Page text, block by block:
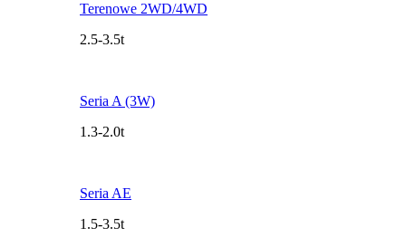
Terenowe 2WD/4WD
2.5-3.5t
Seria A (3W)
1.3-2.0t
Seria AE
1.5-3.5t